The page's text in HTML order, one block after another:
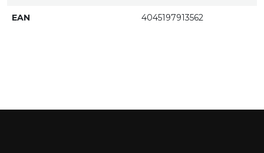
EAN 4045197913562